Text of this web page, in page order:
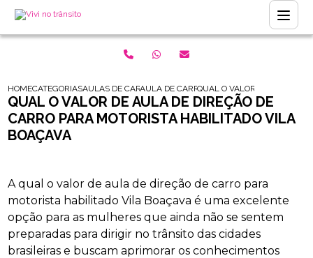
HOMECATEGORIASAULAS DE CARRO PARA HABILITADOS
AULA DE CARRO PARA MULHERES RECEM
QUAL O VALOR DE AULA DE
QUAL O VALOR DE AULA DE DIREÇÃO DE
CARRO PARA MOTORISTA HABILITADO VILA
BOAÇAVA
A qual o valor de aula de direção de carro para
motorista habilitado Vila Boaçava é uma excelente
opção para as mulheres que ainda não se sentem
preparadas para dirigir no trânsito das cidades
brasileiras e buscam aprimorar os conhecimentos